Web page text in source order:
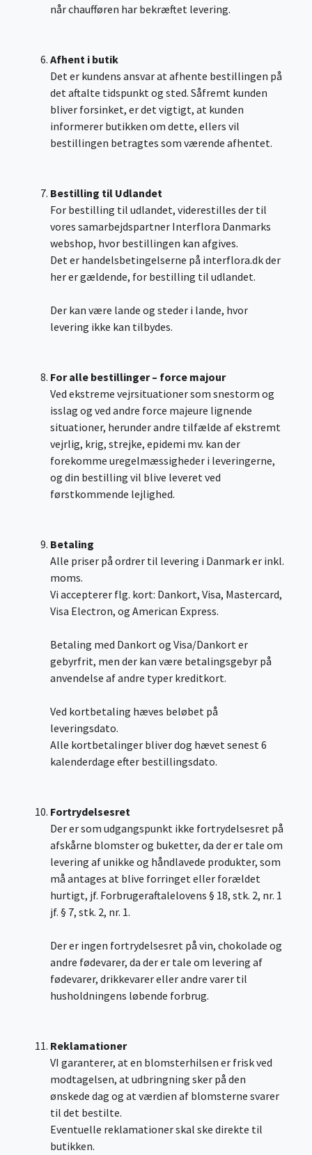
når chaufføren har bekræftet levering.
Afhent i butik
Det er kundens ansvar at afhente bestillingen på
det aftalte tidspunkt og sted. Såfremt kunden
bliver forsinket, er det vigtigt, at kunden
informerer butikken om dette, ellers vil
bestillingen betragtes som værende afhentet.
Bestilling til Udlandet
For bestilling til udlandet, viderestilles der til
vores samarbejdspartner Interflora Danmarks
webshop, hvor bestillingen kan afgives.
Det er handelsbetingelserne på interflora.dk der
her er gældende, for bestilling til udlandet.
Der kan være lande og steder i lande, hvor
levering ikke kan tilbydes.
For alle bestillinger – force majour
Ved ekstreme vejrsituationer som snestorm og
isslag og ved andre force majeure lignende
situationer, herunder andre tilfælde af ekstremt
vejrlig, krig, strejke, epidemi mv. kan der
forekomme uregelmæssigheder i leveringerne,
og din bestilling vil blive leveret ved
førstkommende lejlighed.
Betaling
Alle priser på ordrer til levering i Danmark er inkl.
moms.
Vi accepterer flg. kort: Dankort, Visa, Mastercard,
Visa Electron, og American Express.
Betaling med Dankort og Visa/Dankort er
gebyrfrit, men der kan være betalingsgebyr på
anvendelse af andre typer kreditkort.
Ved kortbetaling hæves beløbet på
leveringsdato.
Alle kortbetalinger bliver dog hævet senest 6
kalenderdage efter bestillingsdato.
Fortrydelsesret
Der er som udgangspunkt ikke fortrydelsesret på
afskårne blomster og buketter, da der er tale om
levering af unikke og håndlavede produkter, som
må antages at blive forringet eller forældet
hurtigt, jf. Forbrugeraftalelovens § 18, stk. 2, nr. 1
jf. § 7, stk. 2, nr. 1.
Der er ingen fortrydelsesret på vin, chokolade og
andre fødevarer, da der er tale om levering af
fødevarer, drikkevarer eller andre varer til
husholdningens løbende forbrug.
Reklamationer
VI garanterer, at en blomsterhilsen er frisk ved
modtagelsen, at udbringning sker på den
ønskede dag og at værdien af blomsterne svarer
til det bestilte.
Eventuelle reklamationer skal ske direkte til
butikken.